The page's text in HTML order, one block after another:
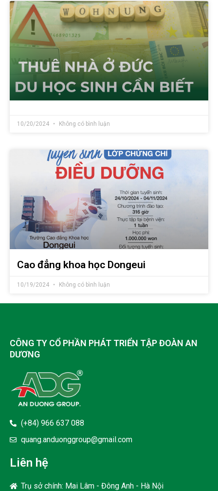
10/20/2024 Không có bình luận
Cao đẳng khoa học Dongeui
10/19/2024 Không có bình luận
CÔNG TY CỔ PHẦN PHÁT TRIỂN TẬP ĐOÀN AN
DƯƠNG
(+84) 966 637 088
quang.anduonggroup@gmail.com
Liên hệ
Trụ sở chính: Mai Lâm - Đông Anh - Hà Nội